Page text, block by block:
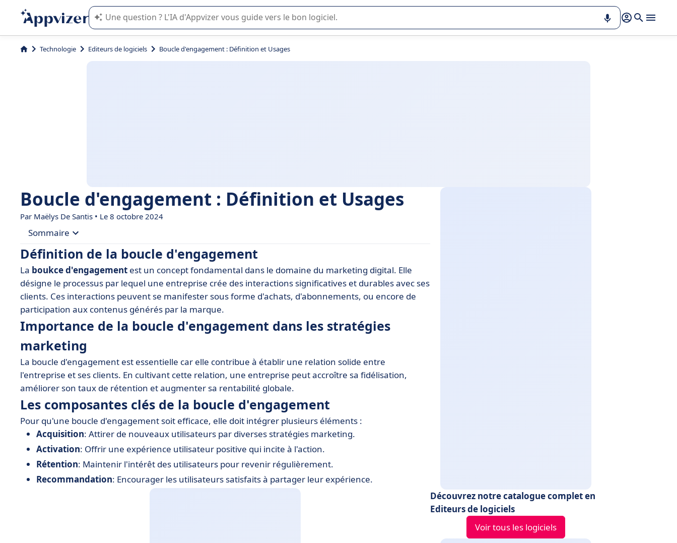
L'IA de Appvizer vous guide dans l'utilisation ou la sélection de logiciel SaaS en entreprise.
Technologie Editeurs de logiciels Boucle d'engagement : Définition et Usages
Boucle d'engagement : Définition et Usages
Par Maëlys De Santis • Le 8 octobre 2024
Sommaire
• Définition de la boucle d'engagement
• Importance de la boucle d'engagement dans les stratégies marketing
• Les composantes clés de la boucle d'engagement
• Utilisation des outils SaaS pour optimiser la boucle d'engagement
• Exemples concrets de boucles d'engagement réussies
• Meilleures pratiques pour créer une boucle d'engagement efficace
• Conclusion et perspectives sur l'avenir de la boucle d'engagement
Définition de la boucle d'engagement
La boukce d'engagement est un concept fondamental dans le domaine du marketing digital. Elle
désigne le processus par lequel une entreprise crée des interactions significatives et durables avec ses
clients. Ces interactions peuvent se manifester sous forme d'achats, d'abonnements, ou encore de
participation aux contenus générés par la marque.
Importance de la boucle d'engagement dans les stratégies
marketing
La boucle d'engagement est essentielle car elle contribue à établir une relation solide entre
l'entreprise et ses clients. En cultivant cette relation, une entreprise peut accroître sa fidélisation,
améliorer son taux de rétention et augmenter sa rentabilité globale.
Les composantes clés de la boucle d'engagement
Pour qu'une boucle d'engagement soit efficace, elle doit intégrer plusieurs éléments :
Acquisition: Attirer de nouveaux utilisateurs par diverses stratégies marketing.
Activation: Offrir une expérience utilisateur positive qui incite à l'action.
Rétention: Maintenir l'intérêt des utilisateurs pour revenir régulièrement.
Recommandation: Encourager les utilisateurs satisfaits à partager leur expérience.
Découvrez notre catalogue complet en
Editeurs de logiciels
Voir tous les logiciels